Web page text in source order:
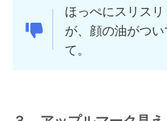
ほっぺにスリス
が、顔の油がつ
て。